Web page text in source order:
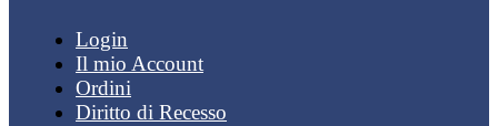
Login
Il mio Account
Ordini
Diritto di Recesso